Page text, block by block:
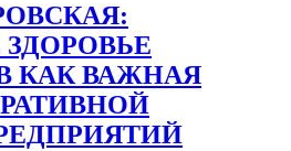
КАК ВАЖНАЯ